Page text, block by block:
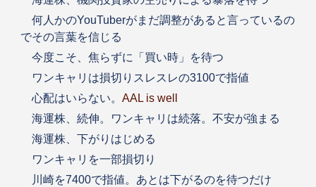
何人かのYouTuberがまだ調整があると言っているの
でその言葉を信じる
今度こそ、焦らずに「買い時」を待つ
ワンキャリは損切りスレスレの3100で指値
心配はいらない。 AAL is well
海運株、続伸。ワンキャリは続落。不安が強まる
海運株、下がりはじめる
ワンキャリを一部損切り
川崎を7400で指値。あとは下がるのを待つだけ